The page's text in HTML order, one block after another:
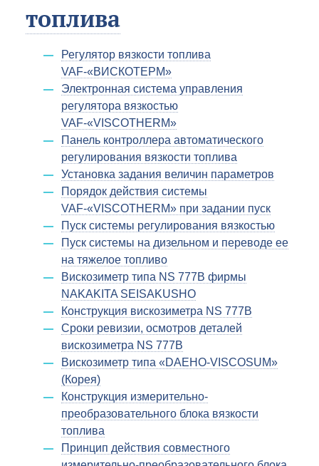
топлива
Регулятор вязкости топлива
VAF-«ВИСКОТЕРМ»
Электронная система управления
регулятора вязкостью
VAF-«VISCOTHERM»
Панель контроллера автоматического
регулирования вязкости топлива
Установка задания величин параметров
Порядок действия системы
VAF-«VISCOTHERM» при задании пуск
Пуск системы регулирования вязкостью
Пуск системы на дизельном и переводе ее
на тяжелое топливо
Вискозиметр типа NS 777B фирмы
NAKAKITA SEISAKUSHO
Конструкция вискозиметра NS 777B
Сроки ревизии, осмотров деталей
вискозиметра NS 777B
Вискозиметр типа «DAEHO-VISCOSUM»
(Корея)
Конструкция измерительно-
преобразовательного блока вязкости
топлива
Принцип действия совместного